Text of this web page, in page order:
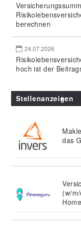
berechnen
24.07.2026
hoch ist der
Stellenanzeigen
das
(w/